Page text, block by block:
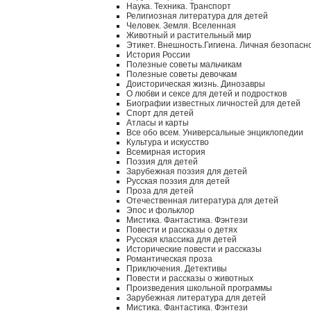
Наука. Техника. Транспорт
Религиозная литература для детей
Человек. Земля. Вселенная
Животный и растительный мир
Этикет. Внешность.Гигиена. Личная
История России
Полезные советы мальчикам
Полезные советы девочкам
Доисторическая жизнь. Динозавры
О любви и сексе для детей и подростков
Биографии известных личностей для детей
Спорт для детей
Атласы и карты
Все обо всем. Универсальные энциклопедии
Культура и искусство
Всемирная история
Поэзия для детей
Зарубежная поэзия для детей
Русская поэзия для детей
Проза для детей
Отечественная литература для детей
Эпос и фольклор
Мистика. Фантастика. Фэнтези
Повести и рассказы о детях
Русская классика для детей
Исторические повести и рассказы
Романтическая проза
Приключения. Детективы
Повести и рассказы о животных
Произведения школьной программы
Зарубежная литература для детей
Мистика. Фантастика. Фэнтези